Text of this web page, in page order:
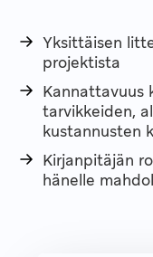
Yksittäisen
projektista
Kannattavuus
tarvikkeiden,
kustannusten
Kirjanpitäjän
hänelle